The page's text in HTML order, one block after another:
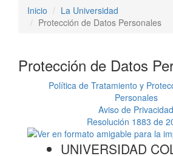
Inicio
La Universidad
Protección de Datos Personales
Protección de Datos
Política de Tratamiento y
Personales
Aviso de Privacidad
Resolución 1883 de
UNIVERSIDAD